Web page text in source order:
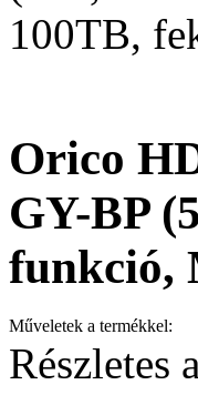
100TB,
Orico
GY-BP
funkció,
Műveletek a termékkel:
Részletes